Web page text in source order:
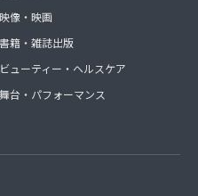
映像・映画
書籍・雑誌出版
ビューティー・ヘルスケア
舞台・パフォーマンス